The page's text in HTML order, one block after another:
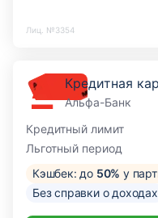
Лиц. №3354
Кредитная
Альфа-Банк
Кредитный лимит
Льготный период
Кэшбек: до 50% у
Без справки о доходах